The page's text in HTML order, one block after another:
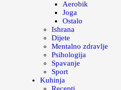
Aerobik
Joga
Ostalo
Ishrana
Dijete
Mentalno zdravlje
Psihologija
Spavanje
Sport
Kuhinja